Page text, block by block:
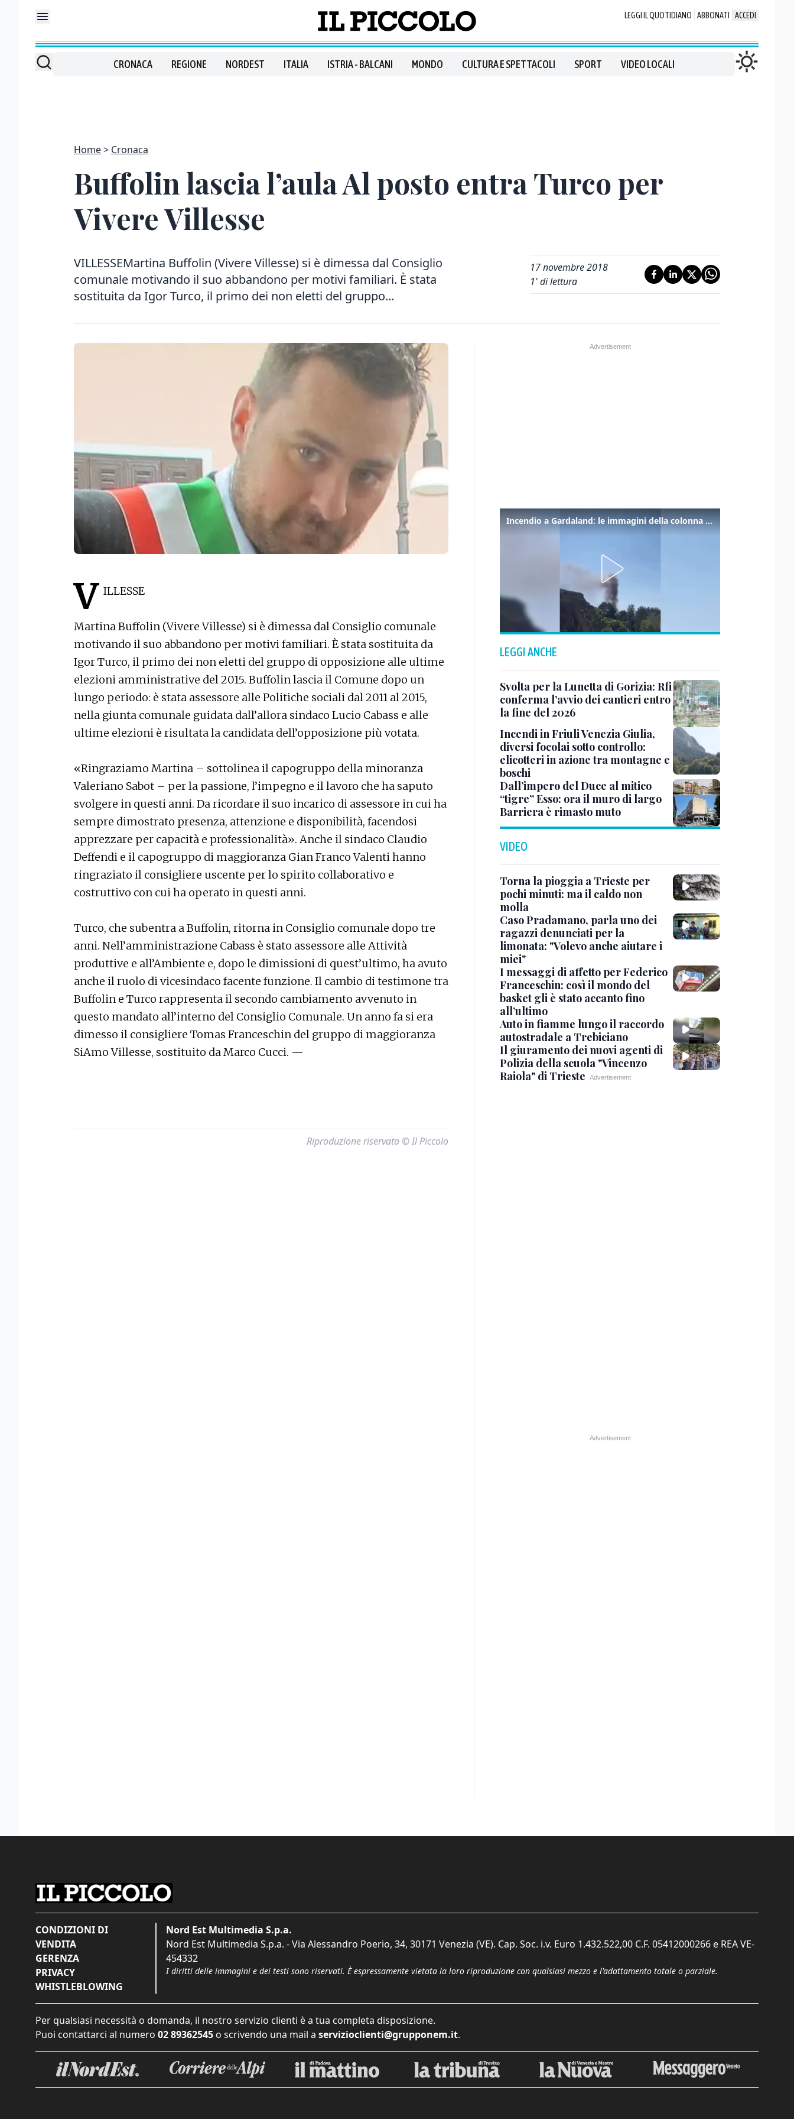
LEGGI IL QUOTIDIANO ABBONATI ACCEDI
CRONACA REGIONE NORDEST ITALIA ISTRIA - BALCANI MONDO CULTURA E SPETTACOLI SPORT VIDEO LOCALI
Home Cronaca
Buffolin lascia l’aula Al posto entra Turco per
Vivere Villesse
VILLESSEMartina Buffolin (Vivere Villesse) si è dimessa dal Consiglio
comunale motivando il suo abbandono per motivi familiari. È stata
sostituita da Igor Turco, il primo dei non eletti del gruppo...
17 novembre 2018
1' di lettura
V ILLESSE
Martina Buffolin (Vivere Villesse) si è dimessa dal Consiglio comunale
motivando il suo abbandono per motivi familiari. È stata sostituita da
Igor Turco, il primo dei non eletti del gruppo di opposizione alle ultime
elezioni amministrative del 2015. Buffolin lascia il Comune dopo un
lungo periodo: è stata assessore alle Politiche sociali dal 2011 al 2015,
nella giunta comunale guidata dall’allora sindaco Lucio Cabass e alle
ultime elezioni è risultata la candidata dell’opposizione più votata.
«Ringraziamo Martina – sottolinea il capogruppo della minoranza
Valeriano Sabot – per la passione, l’impegno e il lavoro che ha saputo
svolgere in questi anni. Da ricordare il suo incarico di assessore in cui ha
sempre dimostrato presenza, attenzione e disponibilità, facendosi
apprezzare per capacità e professionalità». Anche il sindaco Claudio
Deffendi e il capogruppo di maggioranza Gian Franco Valenti hanno
ringraziato il consigliere uscente per lo spirito collaborativo e
costruttivo con cui ha operato in questi anni.
Turco, che subentra a Buffolin, ritorna in Consiglio comunale dopo tre
anni. Nell’amministrazione Cabass è stato assessore alle Attività
produttive e all’Ambiente e, dopo le dimissioni di quest’ultimo, ha avuto
anche il ruolo di vicesindaco facente funzione. Il cambio di testimone tra
Buffolin e Turco rappresenta il secondo cambiamento avvenuto in
questo mandato all’interno del Consiglio Comunale. Un anno fa si era
dimesso il consigliere Tomas Franceschin del gruppo di maggioranza
SiAmo Villesse, sostituito da Marco Cucci. —
Riproduzione riservata © Il Piccolo
Incendio a Gardaland: le immagini della colonna di fumo
LEGGI ANCHE
Svolta per la Lunetta di Gorizia: Rfi
conferma l’avvio dei cantieri entro
la fine del 2026
Incendi in Friuli Venezia Giulia,
diversi focolai sotto controllo:
elicotteri in azione tra montagne e
boschi
Dall’impero del Duce al mitico
“tigre” Esso: ora il muro di largo
Barriera è rimasto muto
VIDEO
Torna la pioggia a Trieste per
pochi minuti: ma il caldo non
molla
Caso Pradamano, parla uno dei
ragazzi denunciati per la
limonata: "Volevo anche aiutare i
miei"
I messaggi di affetto per Federico
Franceschin: così il mondo del
basket gli è stato accanto fino
all’ultimo
Auto in fiamme lungo il raccordo
autostradale a Trebiciano
Il giuramento dei nuovi agenti di
Polizia della scuola "Vincenzo
Raiola" di Trieste
CONDIZIONI DI
VENDITA
GERENZA
PRIVACY
WHISTLEBLOWING
Nord Est Multimedia S.p.a.
Nord Est Multimedia S.p.a. - Via Alessandro Poerio, 34, 30171 Venezia (VE). Cap. Soc. i.v. Euro 1.432.522,00 C.F. 05412000266 e REA VE-
454332
I diritti delle immagini e dei testi sono riservati. È espressamente vietata la loro riproduzione con qualsiasi mezzo e l'adattamento totale o parziale.
Per qualsiasi necessità o domanda, il nostro servizio clienti è a tua completa disposizione.
Puoi contattarci al numero 02 89362545 o scrivendo una mail a servizioclienti@grupponem.it.